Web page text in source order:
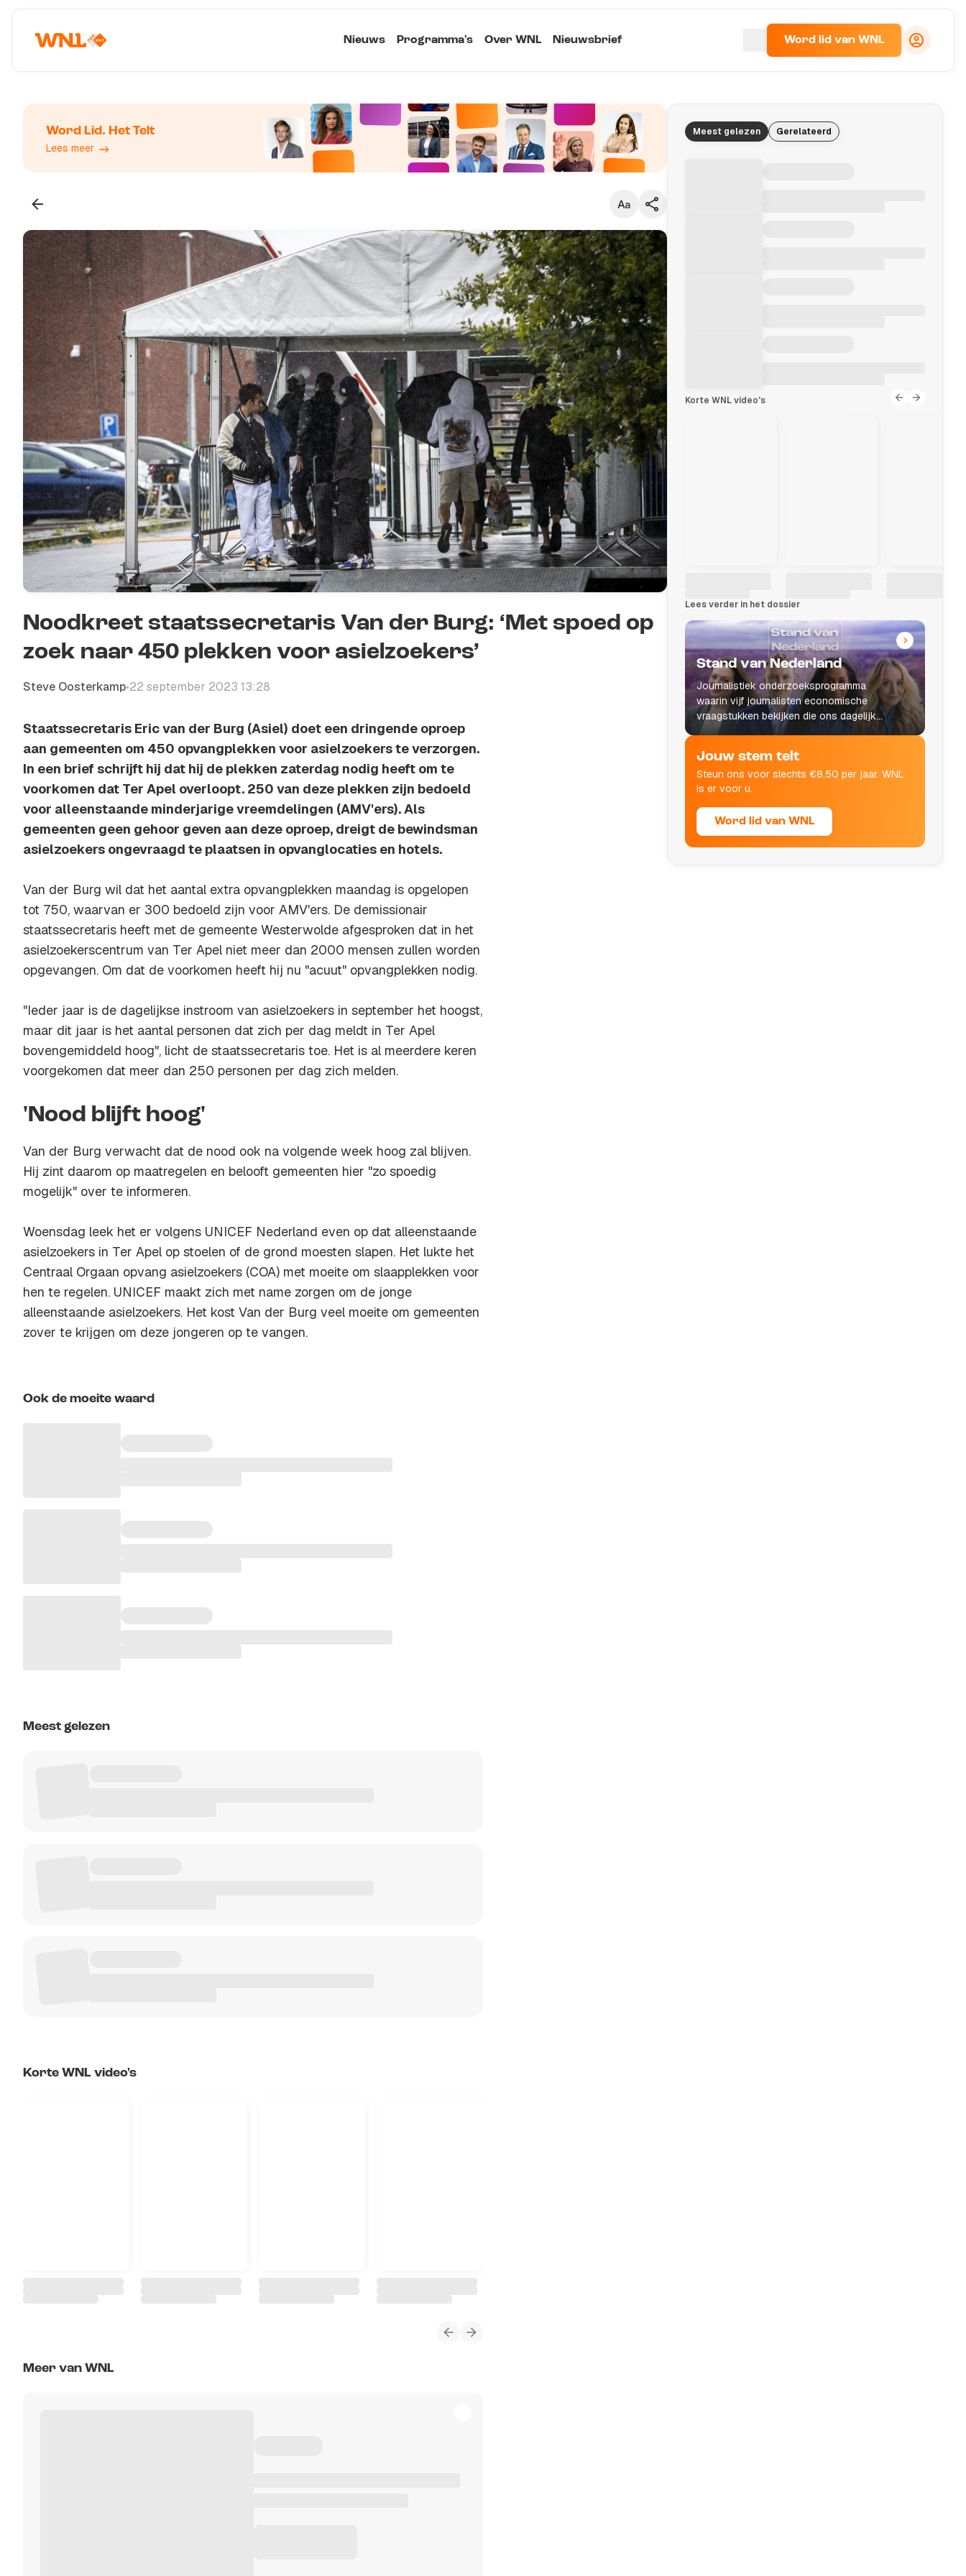
Nieuws Programma's Over WNL Nieuwsbrief Word lid van WNL
Word Lid. Het Telt
Lees meer
Klein
Standaard
Groot
Kopieer link
Noodkreet staatssecretaris Van der Burg: ‘Met spoed op
zoek naar 450 plekken voor asielzoekers’
Steve Oosterkamp•22 september 2023 13:28
Staatssecretaris Eric van der Burg (Asiel) doet een dringende oproep
aan gemeenten om 450 opvangplekken voor asielzoekers te verzorgen.
In een brief schrijft hij dat hij de plekken zaterdag nodig heeft om te
voorkomen dat Ter Apel overloopt. 250 van deze plekken zijn bedoeld
voor alleenstaande minderjarige vreemdelingen (AMV'ers). Als
gemeenten geen gehoor geven aan deze oproep, dreigt de bewindsman
asielzoekers ongevraagd te plaatsen in opvanglocaties en hotels.
Van der Burg wil dat het aantal extra opvangplekken maandag is opgelopen
tot 750, waarvan er 300 bedoeld zijn voor AMV'ers. De demissionair
staatssecretaris heeft met de gemeente Westerwolde afgesproken dat in het
asielzoekerscentrum van Ter Apel niet meer dan 2000 mensen zullen worden
opgevangen. Om dat de voorkomen heeft hij nu "acuut" opvangplekken nodig.
"Ieder jaar is de dagelijkse instroom van asielzoekers in september het hoogst,
maar dit jaar is het aantal personen dat zich per dag meldt in Ter Apel
bovengemiddeld hoog", licht de staatssecretaris toe. Het is al meerdere keren
voorgekomen dat meer dan 250 personen per dag zich melden.
'Nood blijft hoog'
Van der Burg verwacht dat de nood ook na volgende week hoog zal blijven.
Hij zint daarom op maatregelen en belooft gemeenten hier "zo spoedig
mogelijk" over te informeren.
Woensdag leek het er volgens UNICEF Nederland even op dat alleenstaande
asielzoekers in Ter Apel op stoelen of de grond moesten slapen. Het lukte het
Centraal Orgaan opvang asielzoekers (COA) met moeite om slaapplekken voor
hen te regelen. UNICEF maakt zich met name zorgen om de jonge
alleenstaande asielzoekers. Het kost Van der Burg veel moeite om gemeenten
zover te krijgen om deze jongeren op te vangen.
Ook de moeite waard
Meest gelezen
Korte WNL video's
Meer van WNL
Meest gelezen Gerelateerd
Korte WNL video's
Lees verder in het dossier
Stand van Nederland
Journalistiek onderzoeksprogramma
waarin vijf journalisten economische
vraagstukken bekijken die ons dagelijks
leven raken.
Jouw stem telt
Steun ons voor slechts €8,50 per jaar. WNL
is er voor u.
Word lid van WNL